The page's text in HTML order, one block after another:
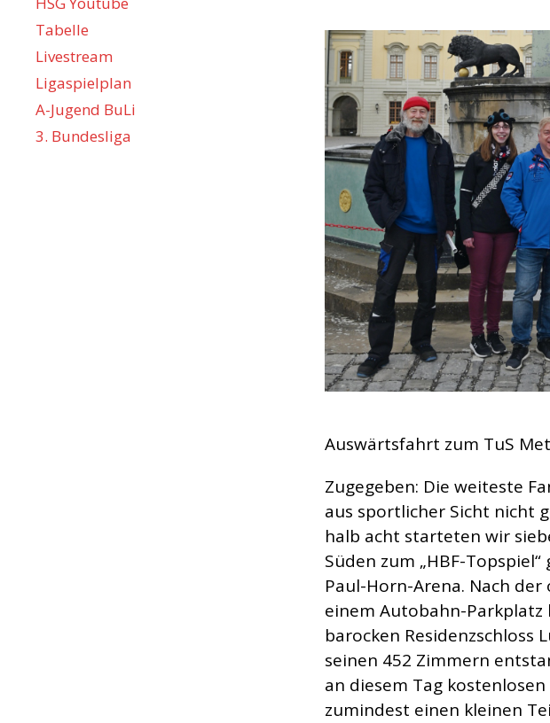
Auswärtsfahrt zum TuS
Zugegeben: Die weiteste
aus sportlicher Sicht nicht
halb acht starteten wir
Süden zum „HBF-
Paul-Horn-Arena. Nach
einem Autobahn-Parkplatz
barocken Residenzschloss
seinen 452 Zimmern
an diesem Tag
zumindest einen kleinen
Tabelle
Livestream
Ligaspielplan
A-Jugend BuLi
3. Bundesliga